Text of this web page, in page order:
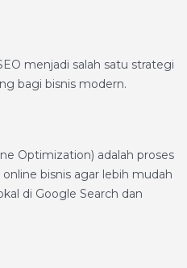
menjadi salah satu strategi
bagi bisnis modern.
Optimization) adalah proses
bisnis agar lebih mudah
di Google Search dan